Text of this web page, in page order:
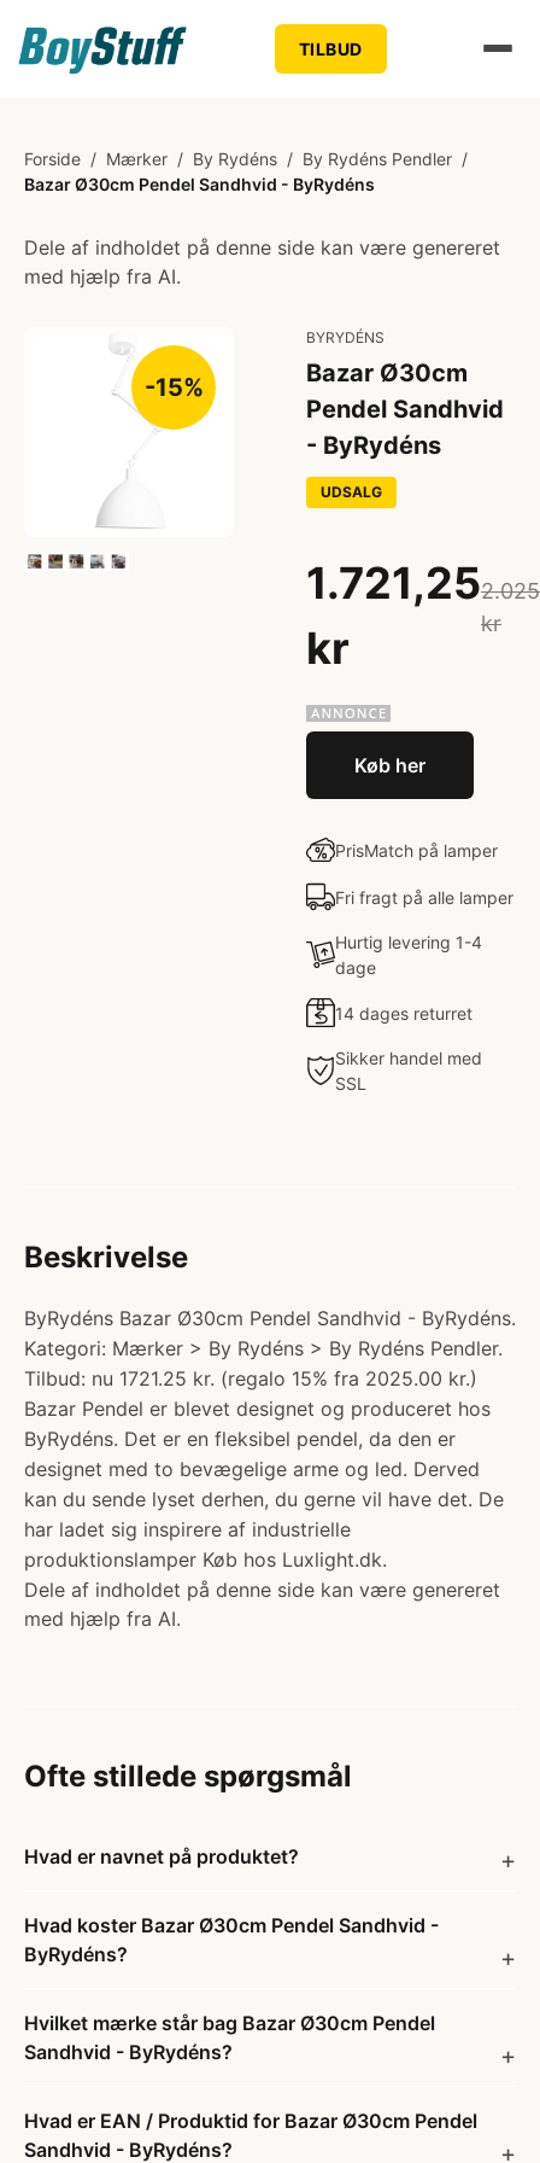
TILBUD
Forside / Mærker / By Rydéns / By Rydéns Pendler /
Bazar Ø30cm Pendel Sandhvid - ByRydéns
Dele af indholdet på denne side kan være genereret
med hjælp fra AI.
-15%
BYRYDÉNS
Bazar Ø30cm
Pendel Sandhvid
- ByRydéns
UDSALG
1.721,25
kr
kr
Køb her
PrisMatch på lamper
Fri fragt på alle lamper
Hurtig levering 1-4
dage
14 dages returret
Sikker handel med
SSL
Beskrivelse
ByRydéns Bazar Ø30cm Pendel Sandhvid - ByRydéns.
Kategori: Mærker > By Rydéns > By Rydéns Pendler.
Tilbud: nu 1721.25 kr. (regalo 15% fra 2025.00 kr.)
Bazar Pendel er blevet designet og produceret hos
ByRydéns. Det er en fleksibel pendel, da den er
designet med to bevægelige arme og led. Derved
kan du sende lyset derhen, du gerne vil have det. De
har ladet sig inspirere af industrielle
produktionslamper Køb hos Luxlight.dk.
Dele af indholdet på denne side kan være genereret
med hjælp fra AI.
Ofte stillede spørgsmål
Hvad er navnet på produktet?
Hvad koster Bazar Ø30cm Pendel Sandhvid -
ByRydéns?
Hvilket mærke står bag Bazar Ø30cm Pendel
Sandhvid - ByRydéns?
Hvad er EAN / Produktid for Bazar Ø30cm Pendel
Sandhvid - ByRydéns?